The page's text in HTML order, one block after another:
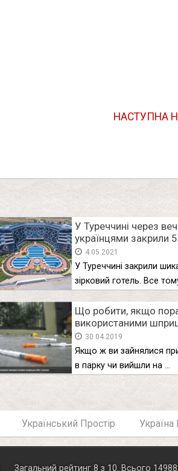
НАСТУПНА
У Туреччині через
українцями закрили
готель
4.05.2021
У Туреччині закрили
зірковий готель. Все
Що робити, якщо
використаними
голкою
30.04.2019
Якщо ж ви зайнялися
в парку чи вийшли на …
Український Простір Україна
Загальний рейтинг 8 з 10. Всього